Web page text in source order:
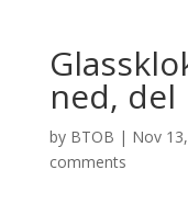
ned, del
by BTOB | Nov
comments